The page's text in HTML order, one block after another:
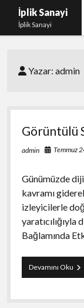
İplik Sanayi
İplik Sanayi
Igtv Yorum
Yazar:admin
Görüntülü
admin Temmuz
Günümüzde
kavramı
izleyicilerle
Bağlamında
Devamını Oku